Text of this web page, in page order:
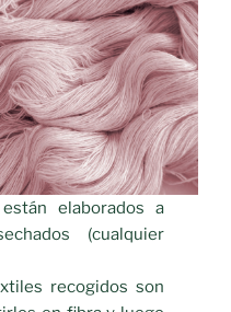
elaborados a
(cualquier
recogidos son